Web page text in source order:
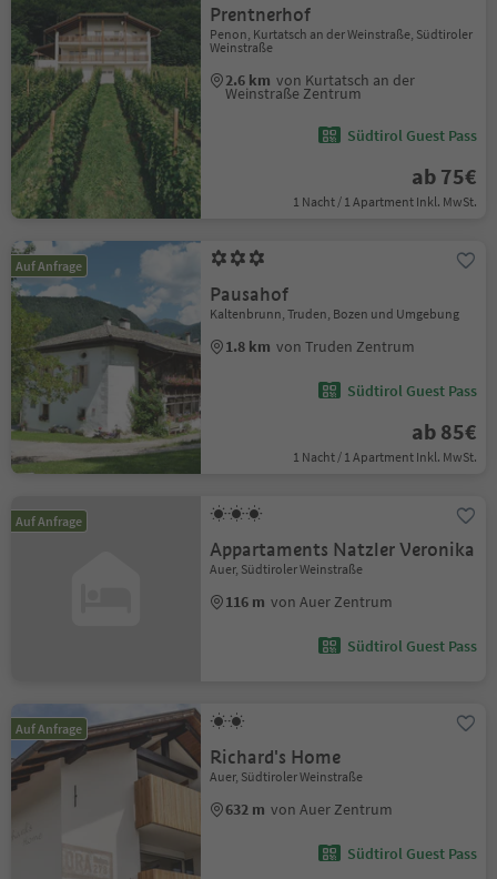
Prentnerhof
Penon, Kurtatsch an der Weinstraße, Südtiroler
Weinstraße
2.6 km von Kurtatsch an der
Weinstraße Zentrum
Südtirol Guest Pass
ab 75€
1 Nacht / 1 Apartment Inkl. MwSt.
Auf Anfrage
Pausahof
Kaltenbrunn, Truden, Bozen und Umgebung
1.8 km von Truden Zentrum
Südtirol Guest Pass
ab 85€
1 Nacht / 1 Apartment Inkl. MwSt.
Auf Anfrage
Appartaments Natzler Veronika
Auer, Südtiroler Weinstraße
116 m von Auer Zentrum
Südtirol Guest Pass
Auf Anfrage
Richard's Home
Auer, Südtiroler Weinstraße
632 m von Auer Zentrum
Südtirol Guest Pass